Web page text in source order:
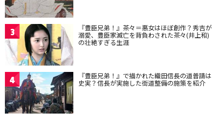
3 『豊臣兄弟！』茶々＝悪女はほぼ創作？秀吉が
溺愛、豊臣家滅亡を背負わされた茶々(井上和)
の壮絶すぎる生涯
4 『豊臣兄弟！』で描かれた織田信長の道普請は
史実？信長が実施した街道整備の施策を紹介